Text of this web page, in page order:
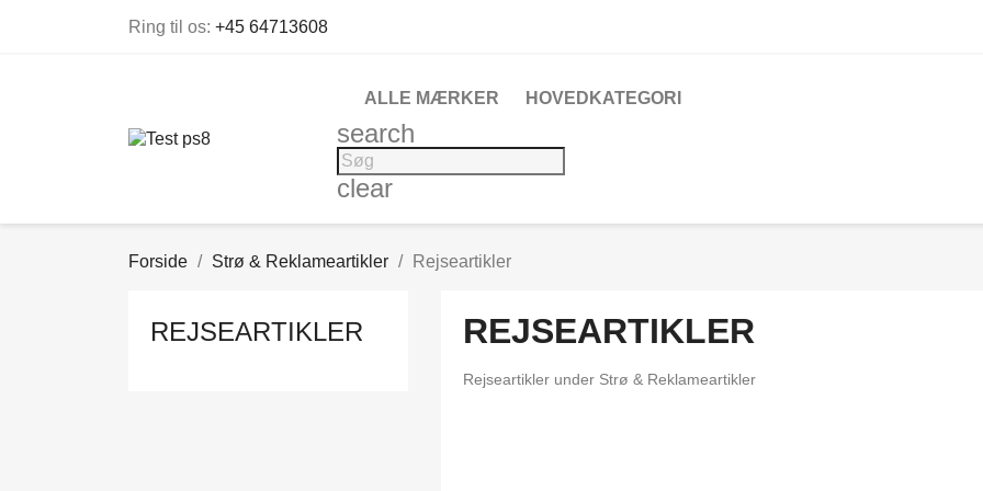
Ring til os: +45 64713608
ALLE MÆRKER HOVEDKATEGORI
search
clear
Forside Strø & Reklameartikler Rejseartikler
REJSEARTIKLER REJSEARTIKLER
Rejseartikler under Strø & Reklameartikler